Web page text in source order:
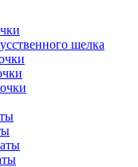
шелка